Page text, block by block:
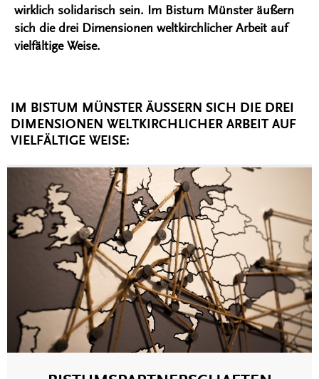
wirklich solidarisch sein. Im Bistum Münster äußern
sich die drei Dimensionen weltkirchlicher Arbeit auf
vielfältige Weise.
IM BISTUM MÜNSTER ÄUSSERN SICH DIE DREI D
IMENSIONEN WELTKIRCHLICHER ARBEIT AUF V
IELFÄLTIGE WEISE: